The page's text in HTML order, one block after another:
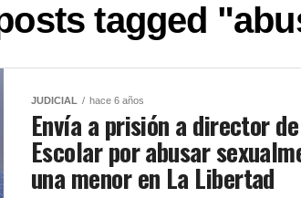
tagged
JUDICIAL hace 6 años
Envía a prisión a director
Escolar por abusar
una menor en La Libertad